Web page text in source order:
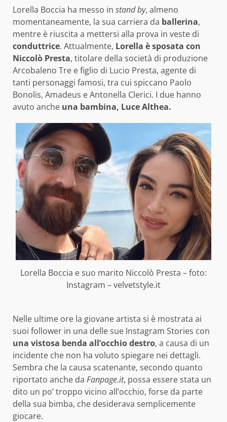
Lorella Boccia ha messo in stand by, almeno
momentaneamente, la sua carriera da ballerina,
mentre è riuscita a mettersi alla prova in veste di
conduttrice. Attualmente, Lorella èsposata con
Niccolò Presta, titolare della società di produzione
Arcobaleno Tre e figlio di Lucio Presta, agente di
tanti personaggi famosi, tra cui spiccano Paolo
Bonolis, Amadeus e Antonella Clerici. I due hanno
avuto anche una bambina, Luce Althea.
Lorella Boccia e suo marito Niccolò Presta – foto:
Instagram – velvetstyle.it
Nelle ultime ore la giovane artista si è mostrata ai
suoi follower in una delle sue Instagram Stories con
una vistosa benda all’occhio destro, a causa di un
incidente che non ha voluto spiegare nei dettagli.
Sembra che la causa scatenante, secondo quanto
riportato anche da Fanpage.it, possa essere stata un
dito un po’ troppo vicino all’occhio, forse da parte
della sua bimba, che desiderava semplicemente
giocare.